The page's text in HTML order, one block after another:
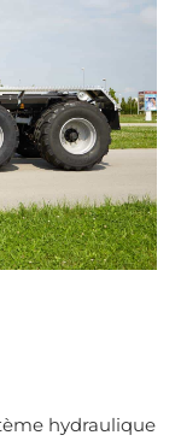
hydraulique